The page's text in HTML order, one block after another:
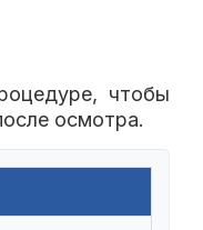
чтобы
осмотра.